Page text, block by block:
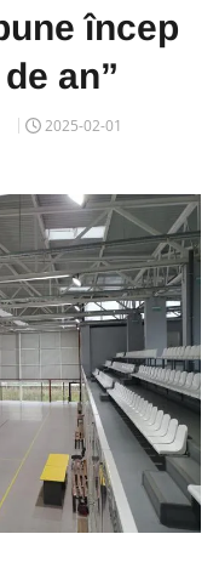
încep
an”
2025-02-01